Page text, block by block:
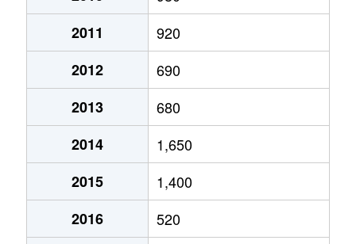
2011
920
2012
690
2013
680
2014
1,650
2015
1,400
2016
520